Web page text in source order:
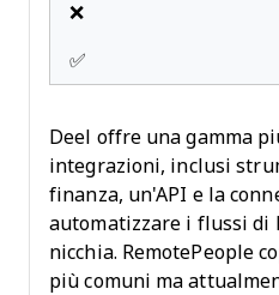
❌
✅
Deel offre una gamma
integrazioni, inclusi
finanza, un'API e la
automatizzare i flussi di
nicchia. RemotePeople
più comuni ma